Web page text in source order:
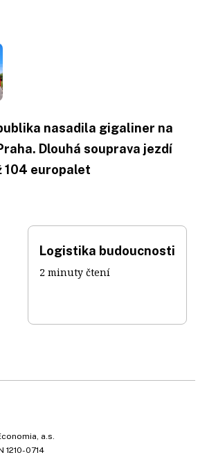
nasadila gigaliner na
Dlouhá souprava jezdí
104 europalet
Logistika budoucnosti
2 minuty čtení
a.s.
1210-0714